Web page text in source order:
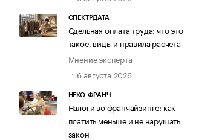
СПЕКТРДАТА
Сдельная оплата труда: что это
такое, виды и правила расчета
Мнение эксперта
6 августа 2026
НЕКО-ФРАНЧ
Налоги во франчайзинге: как
платить меньше и не нарушать
закон